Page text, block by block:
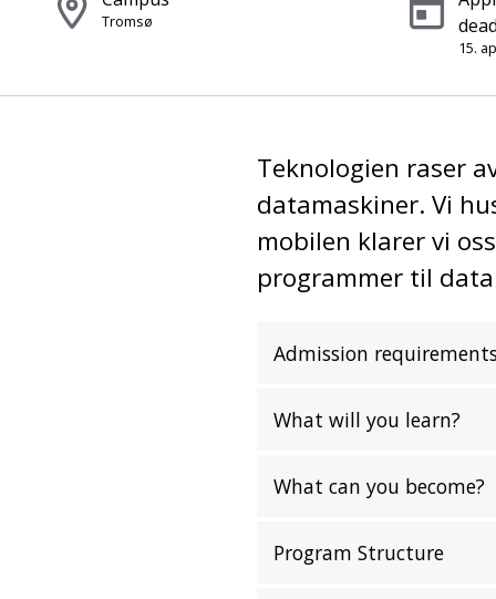
Tromsø
15.
Teknologien raser
datamaskiner. Vi
mobilen klarer vi
programmer til
Admission
What will you learn?
What can you become?
Program Structure